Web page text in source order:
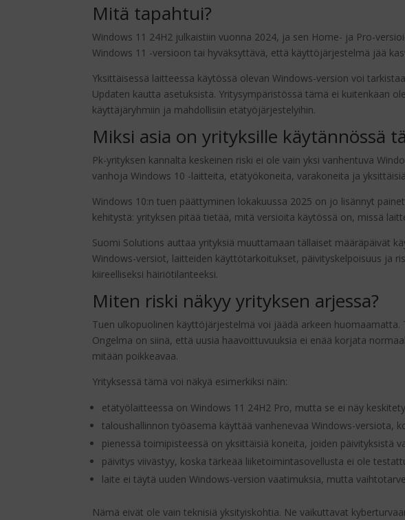
Mitä tapahtui?
Windows 11 24H2 julkaistiin vuonna 2024, ja sen Home- ja Pro-
Windows 11 -versioon tai hyväksyttävä, että käyttöjärjestelmä jää
Yksittäisessä laitteessa käytössä olevan Windows-version voi
Updaten kautta asetuksista. Yritysympäristössä tämä ei kuitenkaan
käyttäjäryhmiin ja mahdollisiin etätyöjärjestelyihin.
Miksi asia on yrityksille käytännössä
Pk-yrityksen kannalta keskeinen riski ei ole vain yksi vanhentuva
vanhoja Windows 10 -laitteita, etätyökoneita, varakoneita ja
Windows 10:n tuen päättyminen lokakuussa 2025 on jo lisännyt
kehitystä: yrityksen pitää tietää, mitä versioita käytössä on, missä
Suomi Solutions auttaa yrityksiä muuttamaan tällaiset määräpäivät
Windows-versiot, laitteiden käyttötarkoitukset, päivityskelpoisuus ja
kiireelliseksi häiriötilanteeksi.
Miten riski näkyy yrityksen arjessa?
Tuen ulkopuolinen käyttöjärjestelmä voi jäädä arkeen
Ongelma on siinä, että uusia haavoittuvuuksia ei enää korjata
mitään poikkeavaa.
Yrityksessä tämä voi näkyä esimerkiksi näin:
etätyölaitteessa on Windows 11 24H2 Pro, mutta se ei näy
taloushallinnon työasema käyttää vanhenevaa Windows-versiota,
pienessä toimipisteessä on yksittäisiä koneita, joiden päivityksistä
päivitys viivästyy, koska tärkeää liiketoimintasovellusta ei ole
laite ei täytä uuden Windows-version vaatimuksia, mutta
Nämä eivät ole vain teknisiä yksityiskohtia. Ne vaikuttavat